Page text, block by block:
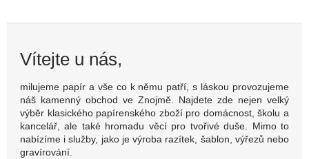
Vítejte u nás,
milujeme papír a vše co k němu patří, s láskou provozujeme
náš kamenný obchod ve Znojmě. Najdete zde nejen velký
výběr klasického papírenského zboží pro domácnost, školu a
kancelář, ale také hromadu věcí pro tvořivé duše. Mimo to
nabízíme i služby, jako je výroba razítek, šablon, výřezů nebo
gravírování.